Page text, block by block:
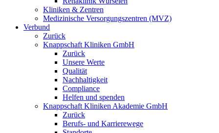
Kliniken & Zentren
Medizinische Versorgungszentren (MVZ)
Verbund
Zurück
Knappschaft Kliniken GmbH
Zurück
Unsere Werte
Qualität
Nachhaltigkeit
Compliance
Helfen und spenden
Knappschaft Kliniken Akademie GmbH
Zurück
Berufs- und Karrierewege